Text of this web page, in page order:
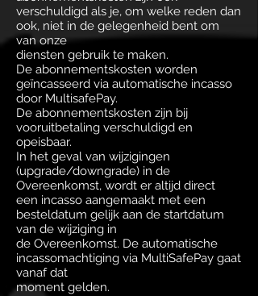
verschuldigd als je, om welke reden dan
ook, niet in de gelegenheid bent om
van onze
diensten gebruik te maken.
De abonnementskosten worden
geïncasseerd via automatische incasso
door MultisafePay.
De abonnementskosten zijn bij
vooruitbetaling verschuldigd en
opeisbaar.
In het geval van wijzigingen
(upgrade/downgrade) in de
Overeenkomst, wordt er altijd direct
een incasso aangemaakt met een
besteldatum gelijk aan de startdatum
van de wijziging in
de Overeenkomst. De automatische
incassomachtiging via MultiSafePay gaat
vanaf dat
moment gelden.